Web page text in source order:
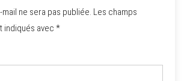
ne sera pas publiée. Les champs
indiqués avec *